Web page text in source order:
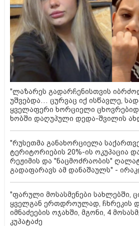
"ლაზარეს გადარჩენისთვის
უშვებდა… ცურვაც იქ ისწავლე,
ყველაფერი ხორციელი
ხობში დაღუპული დედა-შვილის
"რუსეთმა განახორციელა
ტერიტორიების 20%-ის ოკუპაცია
რეჟიმის და "ნაცმოძრაობის"
გადაფარავს ამ დანაშაულს" -
"ფარული მოსასმენები სახლებში,
ყველგან ერთდროულად, ჩხრეკის
იმნაძეების ოჯახში, მგონი, 4
კუპატაძე